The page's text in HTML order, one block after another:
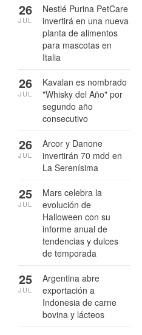
Nestlé Purina PetCare
invertirá en una nueva
planta de alimentos
para mascotas en
Italia
26
JUL
Kavalan es nombrado
"Whisky del Año" por
segundo año
consecutivo
26
JUL
Arcor y Danone
invertirán 70 mdd en
La Serenísima
26
JUL
Mars celebra la
evolución de
Halloween con su
informe anual de
tendencias y dulces
de temporada
25
JUL
Argentina abre
exportación a
Indonesia de carne
bovina y lácteos
25
JUL